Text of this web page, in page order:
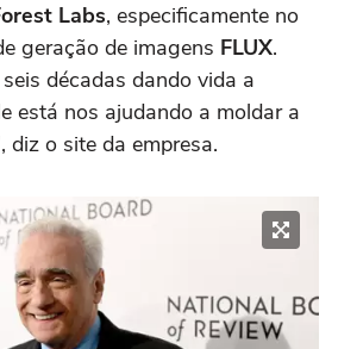
Labs, especificamente no
geração de imagens FLUX.
décadas dando vida a
está nos ajudando a moldar a
diz o site da empresa.